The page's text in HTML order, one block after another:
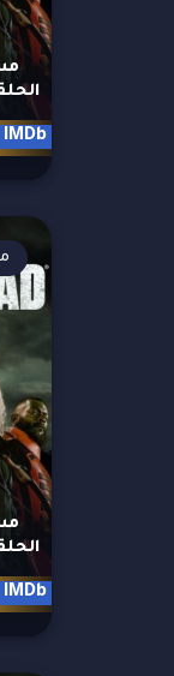
الحلقة 18 الموسم 11
IMDb
الحلقة 14 الموسم 11
IMDb